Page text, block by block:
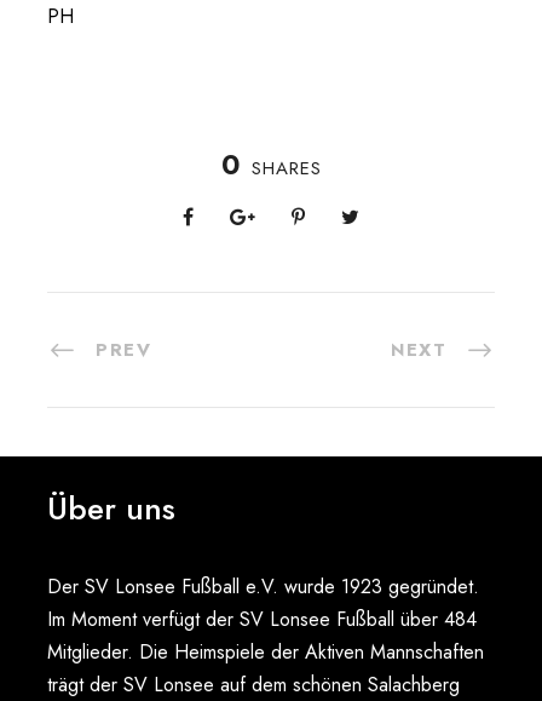
PH
0 SHARES
PREV NEXT
Über uns
Der SV Lonsee Fußball e.V. wurde 1923 gegründet.
Im Moment verfügt der SV Lonsee Fußball über 484
Mitglieder. Die Heimspiele der Aktiven Mannschaften
trägt der SV Lonsee auf dem schönen Salachberg